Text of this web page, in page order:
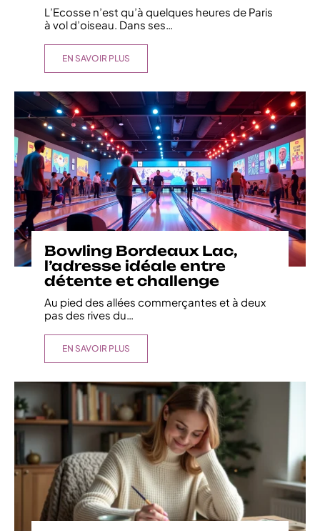
L’Ecosse n’est qu’à quelques heures de Paris
à vol d’oiseau. Dans ses…
EN SAVOIR PLUS
Bowling Bordeaux Lac,
l’adresse idéale entre
détente et challenge
Au pied des allées commerçantes et à deux
pas des rives du
EN SAVOIR PLUS